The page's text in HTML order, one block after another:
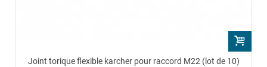
Joint torique flexible karcher pour raccord M22 (lot de 10)